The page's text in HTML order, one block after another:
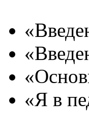
«Я в